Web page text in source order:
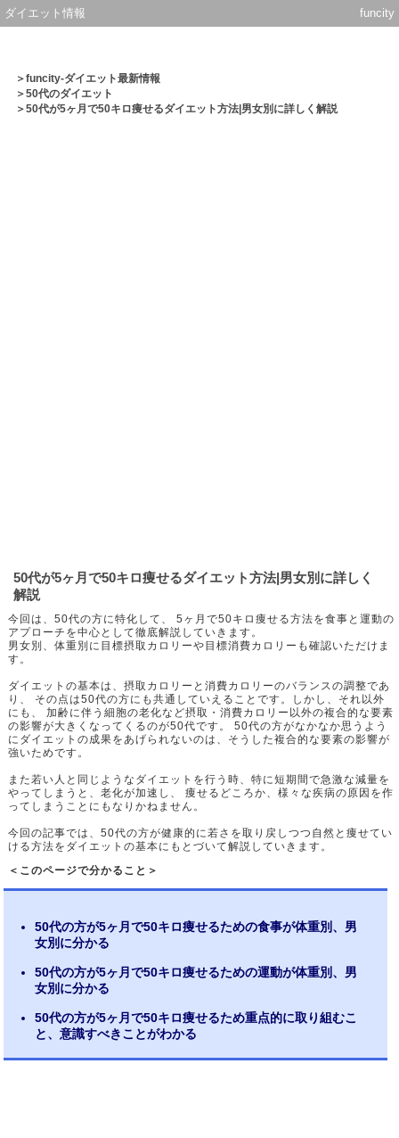
ダイエット情報 funcity
＞funcity-ダイエット最新情報
＞50代のダイエット
＞50代が5ヶ月で50キロ痩せるダイエット方法|男女別に詳しく解説
50代が5ヶ月で50キロ痩せるダイエット方法|男女別に詳しく
解説
今回は、50代の方に特化して、 5ヶ月で50キロ痩せる方法を食事と運動の
アプローチを中心として徹底解説していきます。
男女別、体重別に目標摂取カロリーや目標消費カロリーも確認いただけま
す。
ダイエットの基本は、摂取カロリーと消費カロリーのバランスの調整であ
り、 その点は50代の方にも共通していえることです。しかし、それ以外
にも、 加齢に伴う細胞の老化など摂取・消費カロリー以外の複合的な要素
の影響が大きくなってくるのが50代です。 50代の方がなかなか思うよう
にダイエットの成果をあげられないのは、そうした複合的な要素の影響が
強いためです。
また若い人と同じようなダイエットを行う時、特に短期間で急激な減量を
やってしまうと、老化が加速し、 痩せるどころか、様々な疾病の原因を作
ってしまうことにもなりかねません。
今回の記事では、50代の方が健康的に若さを取り戻しつつ自然と痩せてい
ける方法をダイエットの基本にもとづいて解説していきます。
＜このページで分かること＞
50代の方が5ヶ月で50キロ痩せるための食事が体重別、男
女別に分かる
50代の方が5ヶ月で50キロ痩せるための運動が体重別、男
女別に分かる
50代の方が5ヶ月で50キロ痩せるため重点的に取り組むこ
と、意識すべきことがわかる